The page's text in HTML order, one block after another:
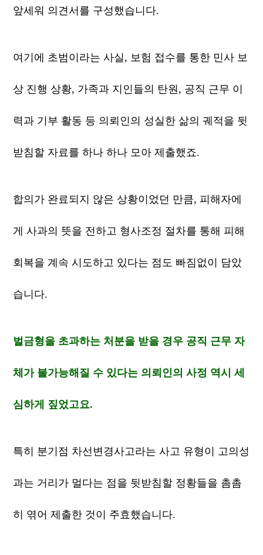
앞세워 의견서를 구성했습니다.
여기에 초범이라는 사실, 보험 접수를 통한 민사 보
상 진행 상황, 가족과 지인들의 탄원, 공직 근무 이
력과 기부 활동 등 의뢰인의 성실한 삶의 궤적을 뒷
받침할 자료를 하나 하나 모아 제출했죠.
합의가 완료되지 않은 상황이었던 만큼, 피해자에
게 사과의 뜻을 전하고 형사조정 절차를 통해 피해
회복을 계속 시도하고 있다는 점도 빠짐없이 담았
습니다.
벌금형을 초과하는 처분을 받을 경우 공직 근무 자
체가 불가능해질 수 있다는 의뢰인의 사정 역시 세
심하게 짚었고요.
특히 분기점 차선변경사고라는 사고 유형이 고의성
과는 거리가 멀다는 점을 뒷받침할 정황들을 촘촘
히 엮어 제출한 것이 주효했습니다.